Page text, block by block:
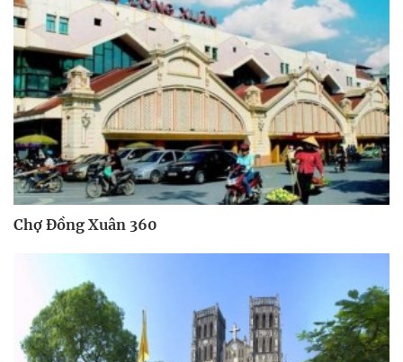
Chợ Đồng Xuân 360